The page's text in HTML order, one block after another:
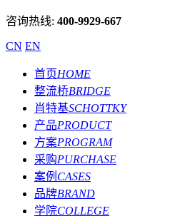
咨询热线: 400-9929-667
CN EN
首页HOME
整流桥BRIDGE
肖特基SCHOTTKY
产品PRODUCT
方案PROGRAM
采购PURCHASE
案例 CASES
品牌BRAND
学院COLLEGE